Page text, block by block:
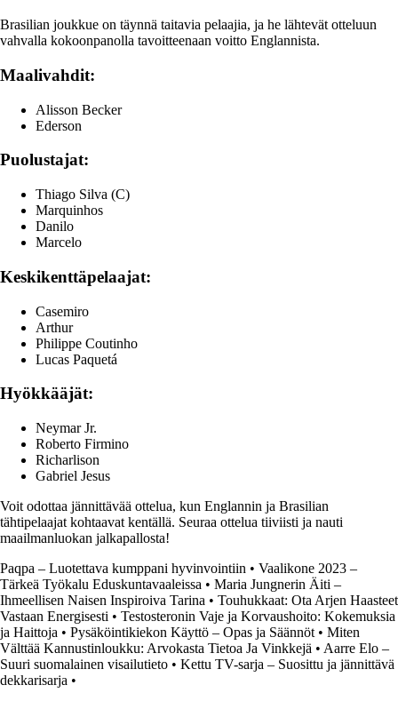
Brasilian joukkue on täynnä taitavia pelaajia, ja he lähtevät otteluun
vahvalla kokoonpanolla tavoitteenaan voitto Englannista.
Maalivahdit:
Alisson Becker
Ederson
Puolustajat:
Thiago Silva (C)
Marquinhos
Danilo
Marcelo
Keskikenttäpelaajat:
Casemiro
Arthur
Philippe Coutinho
Lucas Paquetá
Hyökkääjät:
Neymar Jr.
Roberto Firmino
Richarlison
Gabriel Jesus
Voit odottaa jännittävää ottelua, kun Englannin ja Brasilian
tähtipelaajat kohtaavat kentällä. Seuraa ottelua tiiviisti ja nauti
maailmanluokan jalkapallosta!
Paqpa – Luotettava kumppani hyvinvointiin • Vaalikone 2023 –
Tärkeä Työkalu Eduskuntavaaleissa • Maria Jungnerin Äiti –
Ihmeellisen Naisen Inspiroiva Tarina • Touhukkaat: Ota Arjen Haasteet
Vastaan Energisesti • Testosteronin Vaje ja Korvaushoito: Kokemuksia
ja Haittoja • Pysäköintikiekon Käyttö – Opas ja Säännöt • Miten
Välttää Kannustinloukku: Arvokasta Tietoa Ja Vinkkejä • Aarre Elo –
Suuri suomalainen visailutieto • Kettu TV-sarja – Suosittu ja jännittävä
dekkarisarja •